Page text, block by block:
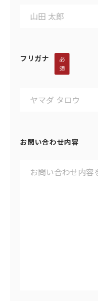
フリガナ
必
須
お問い合わせ内容